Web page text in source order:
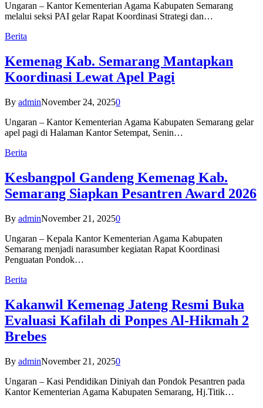
Ungaran – Kantor Kementerian Agama Kabupaten Semarang
melalui seksi PAI gelar Rapat Koordinasi Strategi dan…
Berita
Kemenag Kab. Semarang Mantapkan
Koordinasi Lewat Apel Pagi
By adminNovember 24, 20250
Ungaran – Kantor Kementerian Agama Kabupaten Semarang gelar
apel pagi di Halaman Kantor Setempat, Senin…
Berita
Kesbangpol Gandeng Kemenag Kab.
Semarang Siapkan Pesantren Award 2026
By adminNovember 21, 20250
Ungaran – Kepala Kantor Kementerian Agama Kabupaten
Semarang menjadi narasumber kegiatan Rapat Koordinasi
Penguatan Pondok…
Berita
Kakanwil Kemenag Jateng Resmi Buka
Evaluasi Kafilah di Ponpes Al-Hikmah 2
Brebes
By adminNovember 21, 20250
Ungaran – Kasi Pendidikan Diniyah dan Pondok Pesantren pada
Kantor Kementerian Agama Kabupaten Semarang, Hj.Titik…